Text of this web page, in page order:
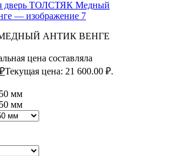
АНТИК ВЕНГЕ
цена составляла
₽Текущая цена: 21 600.00 ₽.
мм
мм